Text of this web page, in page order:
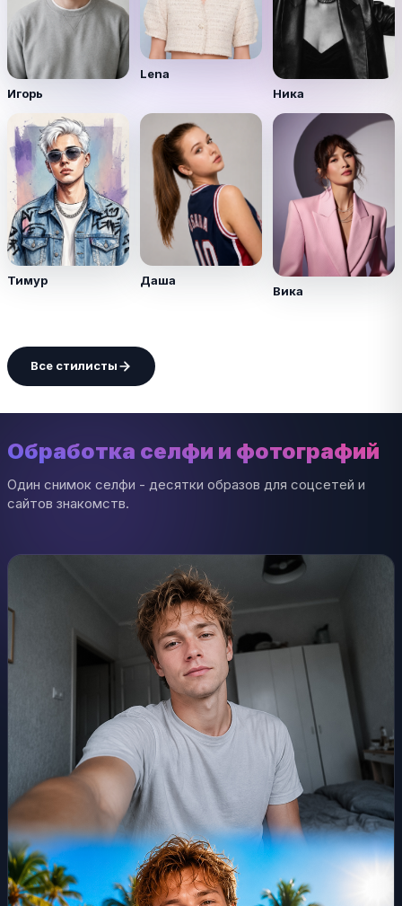
Игорь
Lena
Ника
Тимур Даша
Вика
Все стилисты
Обработка селфи и фотографий
Один снимок селфи - десятки образов для соцсетей и
сайтов знакомств.